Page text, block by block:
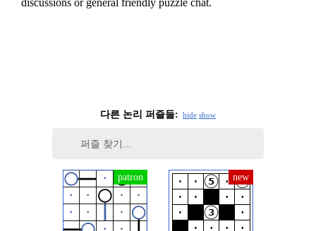
다른 논리 퍼즐들: hide show